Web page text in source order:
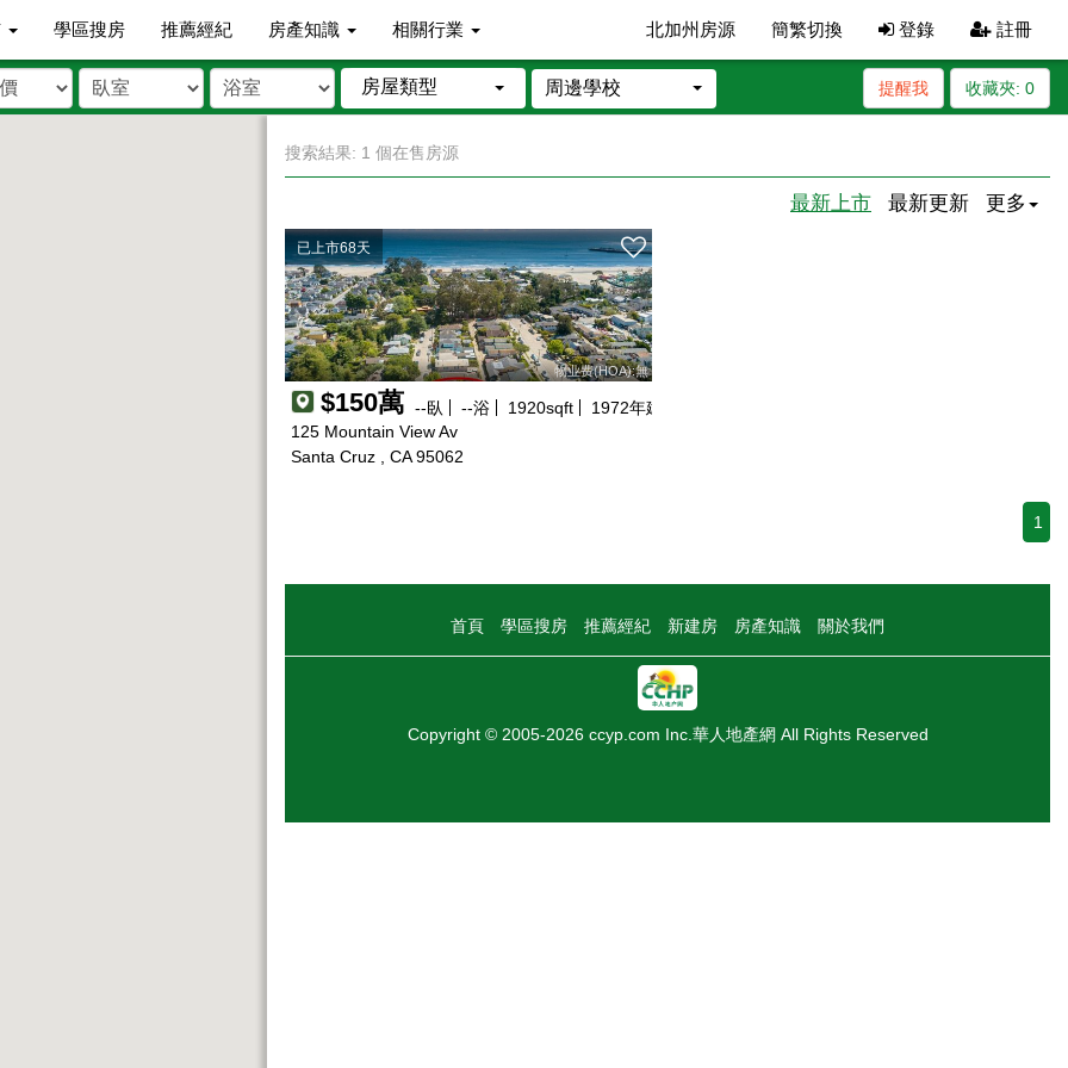
學區搜房 推薦經紀 房產知識 相關行業 北加州房源 簡繁切換 登錄 註冊
房屋類型 周邊學校 收藏夾: 0
提醒我
搜索結果: 1 個在售房源
最新上市 最新更新 更多
已上市68天
物业费(HOA):無
$150萬 --臥 --浴 1920sqft 1972年建
125 Mountain View Av
Santa Cruz , CA 95062
1
首頁 學區搜房 推薦經紀 新建房 房產知識 關於我們
Copyright © 2005-2026 ccyp.com Inc.華人地產網 All Rights Reserved